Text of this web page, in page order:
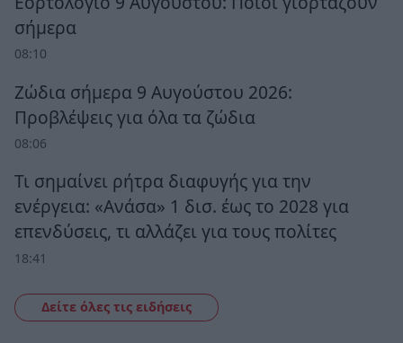
σήμερα
08:10
Ζώδια σήμερα 9 Αυγούστου 2026:
Προβλέψεις για όλα τα ζώδια
08:06
Τι σημαίνει ρήτρα διαφυγής για την
ενέργεια: «Ανάσα» 1 δισ. έως το 2028 για
επενδύσεις, τι αλλάζει για τους πολίτες
18:41
Δείτε όλες τις ειδήσεις